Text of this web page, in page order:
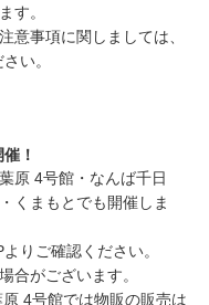
す。
意事項に関しましては、
い。
！
原 4号館・なんば千日
くまもとでも開催しま
りご確認ください。
合がございます。
原 4号館では物販の販売は